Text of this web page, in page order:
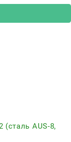
(сталь AUS-8,